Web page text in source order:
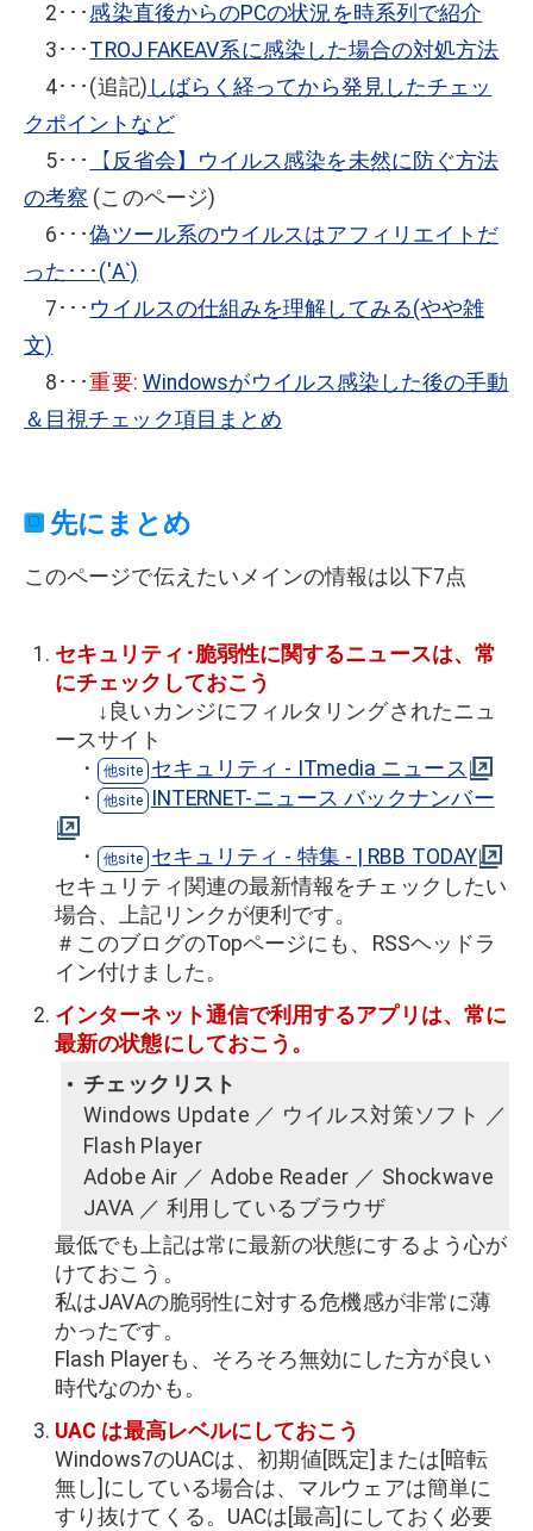
2･･･ 感染直後からのPCの状況を時系列で紹介
3･･･ TROJ FAKEAV系に感染した場合の対処方法
4･･･(追記) しばらく経ってから発見したチェッ
クポイントなど
5･･･
【反省会】ウイルス感染を未然に防ぐ方法
の考察 (このページ)
6･･･偽ツール系のウイルスはアフィリエイトだ
った･･･('Α`)
7･･･ ウイルスの仕組みを理解してみる(やや雑
文)
8･･･重要: Windowsがウイルス感染した後の手動
＆目視チェック項目まとめ
先にまとめ
このページで伝えたいメインの情報は以下7点
セキュリティ･脆弱性に関するニュースは、常
にチェックしておこう
↓良いカンジにフィルタリングされたニュ
ースサイト
・
セキュリティ - ITmedia ニュース
・
INTERNET-ニュース バックナンバー
・
セキュリティ - 特集 - | RBB TODAY
セキュリティ関連の最新情報をチェックしたい
場合、上記リンクが便利です。
＃このブログのTopページにも、RSSヘッドラ
イン付けました。
インターネット通信で利用するアプリは、常に
最新の状態にしておこう。
チェックリスト
Windows Update ／ ウイルス対策ソフト ／
Flash Player
Adobe Air ／ Adobe Reader ／ Shockwave
JAVA ／ 利用しているブラウザ
最低でも上記は常に最新の状態にするよう心が
けておこう。
私はJAVAの脆弱性に対する危機感が非常に薄
かったです。
Flash Playerも、そろそろ無効にした方が良い
時代なのかも。
UAC は最高レベルにしておこう
Windows7のUACは、初期値[既定]または[暗転
無し]にしている場合は、マルウェアは簡単に
すり抜けてくる。UACは[最高]にしておく必要